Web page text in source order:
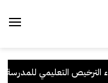
الترخيص التعليمي للمدرسة